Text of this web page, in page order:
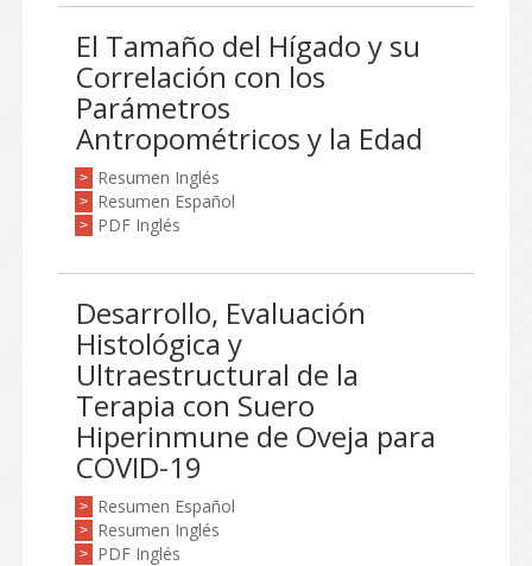
El Tamaño del Hígado y su
Correlación con los
Parámetros
Antropométricos y la Edad
> Resumen Inglés
> Resumen Español
> PDF Inglés
Desarrollo, Evaluación
Histológica y
Ultraestructural de la
Terapia con Suero
Hiperinmune de Oveja para
COVID-19
> Resumen Español
> Resumen Inglés
> PDF Inglés